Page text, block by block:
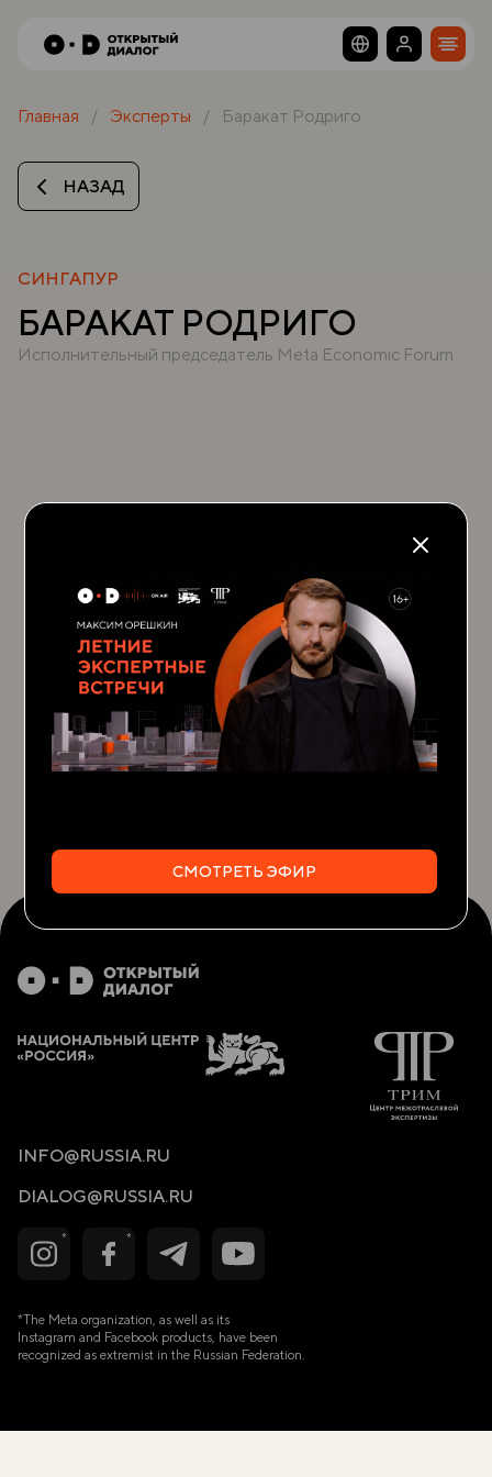
Главная Эксперты Баракат Родриго
НАЗАД
СИНГАПУР
БАРАКАТ РОДРИГО
Исполнительный председатель Meta Economic Forum
*The Meta organization, as well as its
Instagram and Facebook products, have been
recognized as extremist in the Russian Federation.
INFO@RUSSIA.RU
DIALOG@RUSSIA.RU
СМОТРЕТЬ ЭФИР